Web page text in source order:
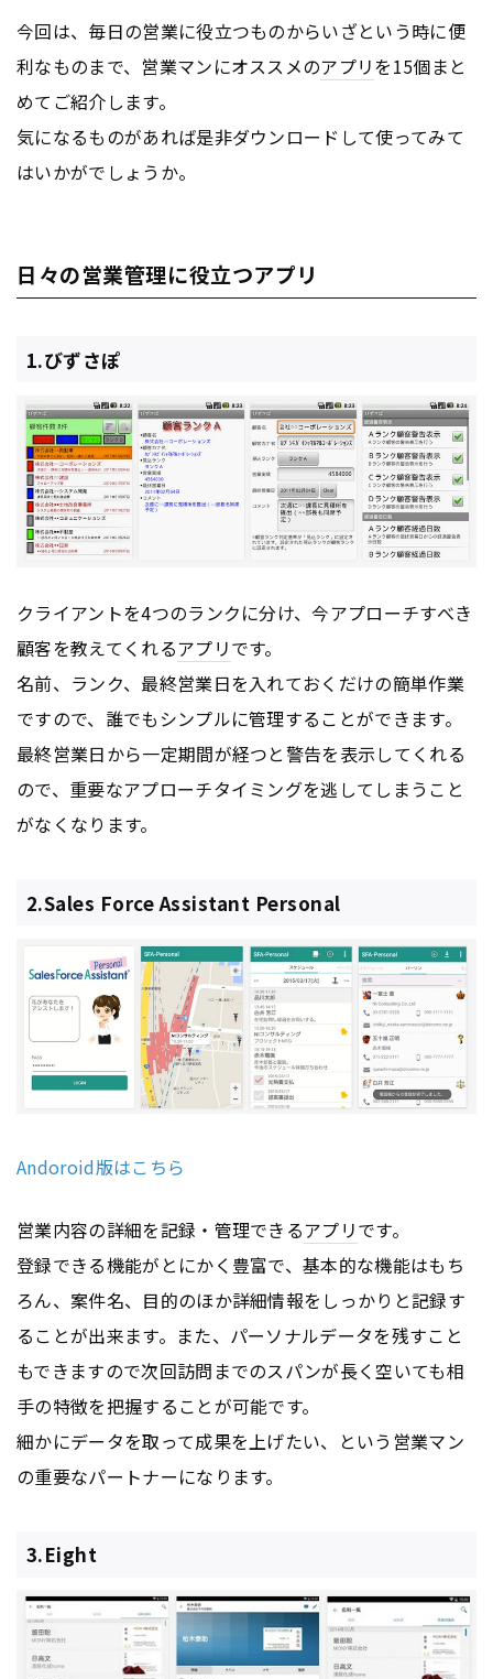
今回は、毎日の営業に役立つものからいざという時に便
利なものまで、営業マンにオススメのアプリを15個まと
めてご紹介します。
気になるものがあれば是非ダウンロードして使ってみて
はいかがでしょうか。
日々の営業管理に役立つアプリ
1.びずさぽ
クライアントを4つのランクに分け、今アプローチすべき
顧客を教えてくれるアプリです。
名前、ランク、最終営業日を入れておくだけの簡単作業
ですので、誰でもシンプルに管理することができます。
最終営業日から一定期間が経つと警告を表示してくれる
ので、重要なアプローチタイミングを逃してしまうこと
がなくなります。
2.Sales Force Assistant Personal
Andoroid版はこちら
営業内容の詳細を記録・管理できるアプリです。
登録できる機能がとにかく豊富で、基本的な機能はもち
ろん、案件名、目的のほか詳細情報をしっかりと記録す
ることが出来ます。また、パーソナルデータを残すこと
もできますので次回訪問までのスパンが長く空いても相
手の特徴を把握することが可能です。
細かにデータを取って成果を上げたい、という営業マン
の重要なパートナーになります。
3.Eight